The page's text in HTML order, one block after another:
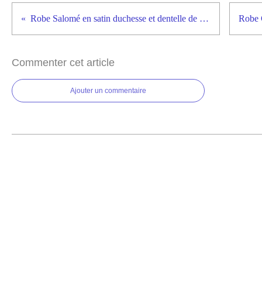
Robe Salomé en satin duchesse et dentelle de Calais
Commenter cet article
Ajouter un commentaire